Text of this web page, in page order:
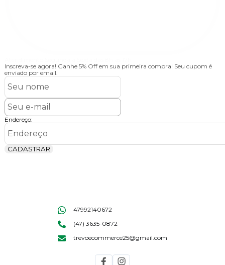
Inscreva-se agora! Ganhe 5% Off em sua primeira compra! Seu cupom é
enviado por email.
Endereço:
CADASTRAR
47992140672
(47) 3635-0872
trevoecommerce25@gmail.com